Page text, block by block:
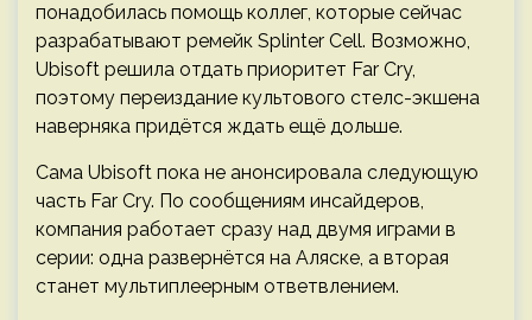
понадобилась помощь коллег, которые сейчас
разрабатывают ремейк Splinter Cell. Возможно,
Ubisoft решила отдать приоритет Far Cry,
поэтому переиздание культового стелс-экшена
наверняка придётся ждать ещё дольше.
Сама Ubisoft пока не анонсировала следующую
часть Far Cry. По сообщениям инсайдеров,
компания работает сразу над двумя играми в
серии: одна развернётся на Аляске, а вторая
станет мультиплеерным ответвлением.